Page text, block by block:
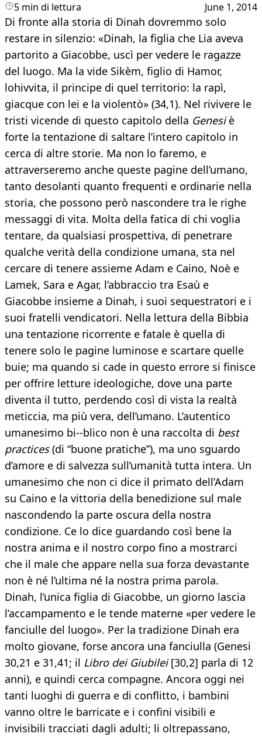
5 min di lettura June 1, 2014
​Di fronte alla storia di Dinah dovremmo solo
restare in silenzio: «Dinah, la figlia che Lia aveva
partorito a Giacobbe, uscì per vedere le ragazze
del luogo. Ma la vide Sikèm, figlio di Hamor,
lohivvita, il principe di quel territorio: la rapì,
giacque con lei e la violentò» (34,1). Nel rivivere le
tristi vicende di questo capitolo della Genesiè
forte la tentazione di saltare l’intero capitolo in
cerca di altre storie. Ma non lo faremo, e
attraverseremo anche queste pagine dell’umano,
tanto desolanti quanto frequenti e ordinarie nella
storia, che possono però nascondere tra le righe
messaggi di vita. Molta della fatica di chi voglia
tentare, da qualsiasi prospettiva, di penetrare
qualche verità della condizione umana, sta nel
cercare di tenere assieme Adam e Caino, Noè e
Lamek, Sara e Agar, l’abbraccio tra Esaù e
Giacobbe insieme a Dinah, i suoi sequestratori e i
suoi fratelli vendicatori. Nella lettura della Bibbia
una tentazione ricorrente e fatale è quella di
tenere solo le pagine luminose e scartare quelle
buie; ma quando si cade in questo errore si finisce
per offrire letture ideologiche, dove una parte
diventa il tutto, perdendo così di vista la realtà
meticcia, ma più vera, dell’umano. L’autentico
umanesimo bi--blico non è una raccolta di best
practices(di “buone pratiche”), ma uno sguardo
d’amore e di salvezza sull’umanità tutta intera. Un
umanesimo che non ci dice il primato dell’Adam
su Caino e la vittoria della benedizione sul male
nascondendo la parte oscura della nostra
condizione. Ce lo dice guardando così bene la
nostra anima e il nostro corpo fino a mostrarci
che il male che appare nella sua forza devastante
non è né l’ultima né la nostra prima parola.
Dinah, l’unica figlia di Giacobbe, un giorno lascia
l’accampamento e le tende materne «per vedere le
fanciulle del luogo». Per la tradizione Dinah era
molto giovane, forse ancora una fanciulla (Genesi
30,21 e 31,41; il Libro dei Giubilei[30,2] parla di 12
anni), e quindi cerca compagne. Ancora oggi nei
tanti luoghi di guerra e di conflitto, i bambini
vanno oltre le barricate e i confini visibili e
invisibili tracciati dagli adulti; li oltrepassano,